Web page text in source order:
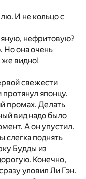
И не кольцо с
нефритовую?
Но она очень
же видно!
свежести
протянул японцу.
промах. Делать
вид надо было
А он упустил.
слегка поднять
Будды из
Конечно,
уловил Ли Гэн.